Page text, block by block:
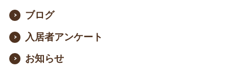
ブログ
入居者アンケート
お知らせ